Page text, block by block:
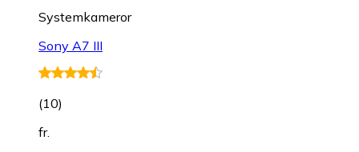
Systemkameror
Sony A7 III
(10)
fr.